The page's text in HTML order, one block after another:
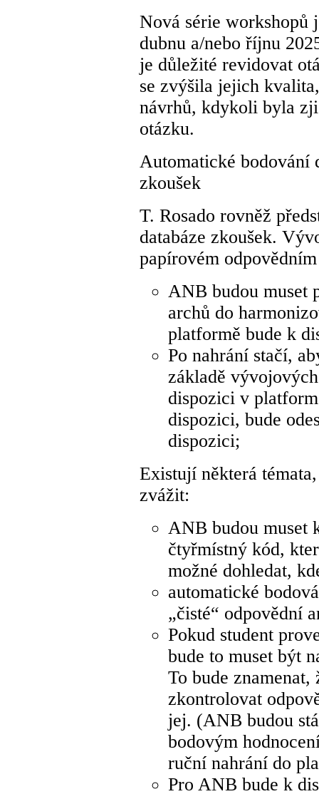
Nová série workshopů
dubnu a/nebo říjnu
je důležité revidovat
se zvýšila jejich
návrhů, kdykoli byla
otázku.
Automatické bodování
zkoušek
T. Rosado rovněž
databáze zkoušek.
papírovém
ANB budou muset
archů do
platformě bude k
Po nahrání stačí,
základě
dispozici v
dispozici, bude
dispozici;
Existují některá
zvážit:
ANB budou muset
čtyřmístný kód,
možné dohledat,
automatické
„čisté“ odpovědní
Pokud student
bude to muset být
To bude
zkontrolovat
jej. (ANB budou
bodovým
ruční nahrání do
Pro ANB bude k